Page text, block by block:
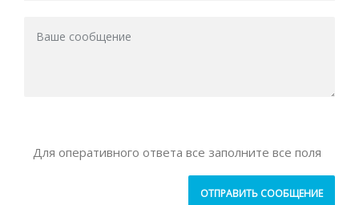
Для оперативного ответа все заполните все поля